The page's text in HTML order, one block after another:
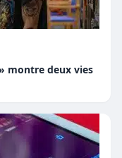
montre deux vies